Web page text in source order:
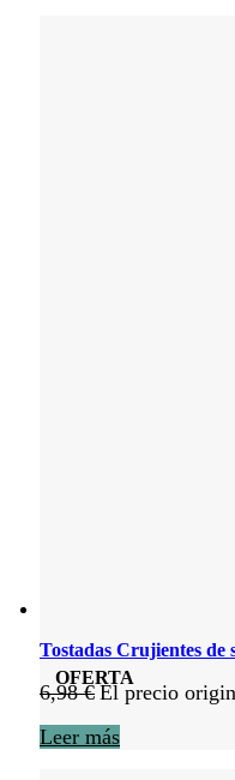
OFERTA
Tostadas Crujientes de
6,98€ El precio
Leer más